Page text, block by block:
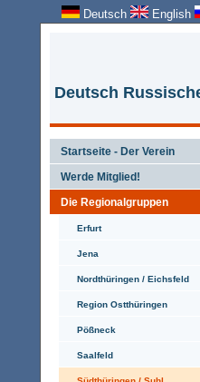
Deutsch English
Deutsch
Startseite - Der Verein
Werde Mitglied!
Die Regionalgruppen
Erfurt
Jena
Nordthüringen / Eichsfeld
Region Ostthüringen
Pößneck
Saalfeld